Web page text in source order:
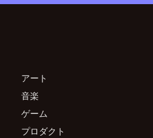
アート
音楽
ゲーム
プロダクト